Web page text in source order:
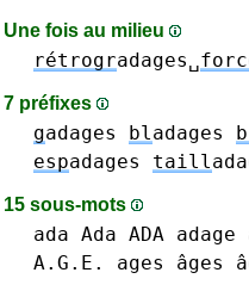
Une fois au milieu
rétrogradages␣
7 préfixes
gadages bladages
espadages taill
15 sous-mots
ada Ada ADA adage
A.G.E.
ages âges